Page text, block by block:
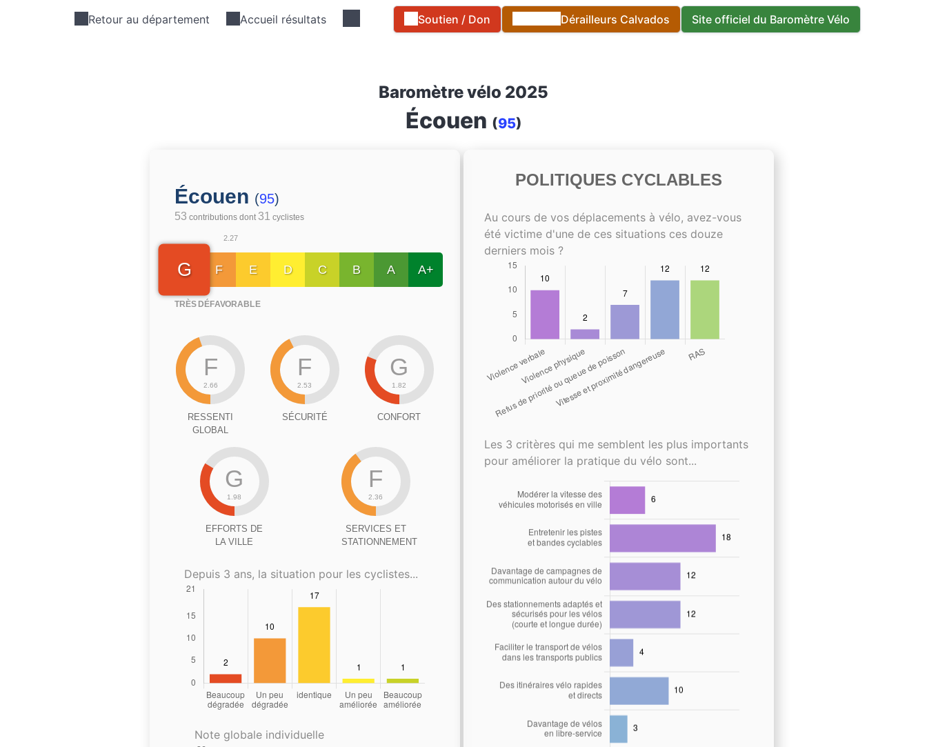
Retour au département Accueil résultats Soutien / Don Dérailleurs Calvados Site officiel du Baromètre Vélo
Baromètre vélo 2025
Écouen (95)
Écouen (95)
53 contributions dont 31 cyclistes
2.27
G
TRÈS DÉFAVORABLE
F E D C B A A+
F
2.66
RESSENTI
GLOBAL
F
2.53
SÉCURITÉ
G
1.82
CONFORT
G
1.98
EFFORTS DE
LA VILLE
F
2.36
SERVICES ET
STATIONNEMENT
Depuis 3 ans, la situation pour les cyclistes...
Note globale individuelle
POLITIQUES CYCLABLES
Au cours de vos déplacements à vélo, avez-vous
été victime d'une de ces situations ces douze
derniers mois ?
Les 3 critères qui me semblent les plus importants
pour améliorer la pratique du vélo sont...